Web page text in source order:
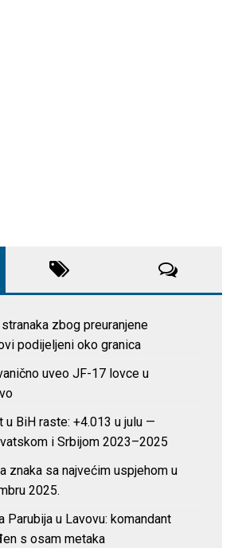
zbog preuranjene
podijeljeni oko granica
uveo JF-17 lovce u
u BiH raste: +4.013 u julu —
i Srbijom 2023–2025
znaka sa najvećim uspjehom u
2025.
Parubija u Lavovu: komandant
s osam metaka